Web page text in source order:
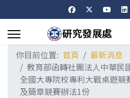
你目前位置: 首頁
最新消息
教育部函轉社團法人中華民
全國大專院校專利大戰桌遊
及簡章競賽辦法1份